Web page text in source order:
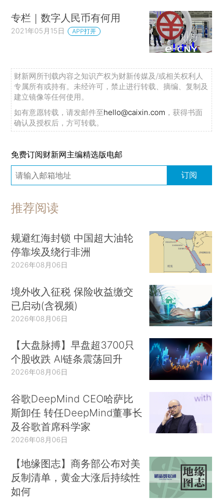
专栏｜数字人民币有何用
2021年05月15日 APP打开
财新网所刊载内容之知识产权为财新传媒及/或相关权利人
专属所有或持有。未经许可，禁止进行转载、摘编、复制及
建立镜像等任何使用。
如有意愿转载，请发邮件至hello@caixin.com ，获得书面
确认及授权后，方可转载。
免费订阅财新网主编精选版电邮
订阅
推荐阅读
规避红海封锁 中国超大油轮
停靠埃及绕行非洲
2026年08月06日
境外收入征税 保险收益缴交
已启动(含视频)
2026年08月06日
【大盘脉搏】早盘超3700只
个股收跌 AI链条震荡回升
2026年08月06日
谷歌DeepMind CEO哈萨比
斯卸任 转任DeepMind董事长
及谷歌首席科学家
2026年08月06日
【地缘图志】商务部公布对美
反制清单，黄金大涨后持续性
如何